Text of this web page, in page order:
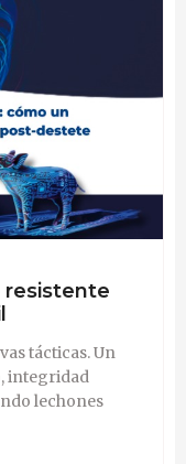
resistente
tácticas. Un
integridad
lechones